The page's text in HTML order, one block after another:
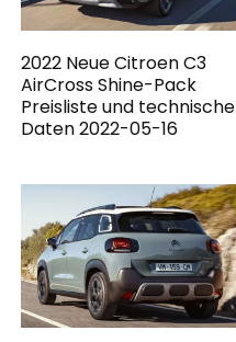
2022 Neue Citroen C3
AirCross Shine-Pack
Preisliste und technische
Daten 2022-05-16